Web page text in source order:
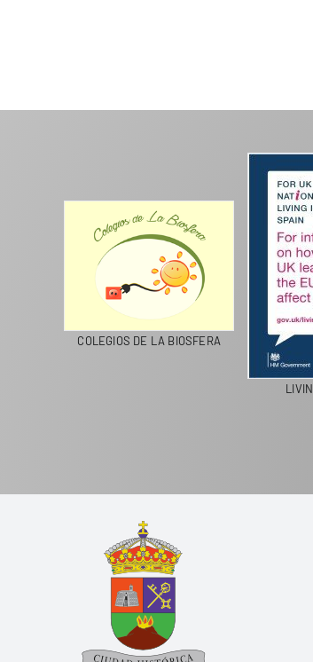
RECICLA
COLEGIOS DE LA BIOSFERA